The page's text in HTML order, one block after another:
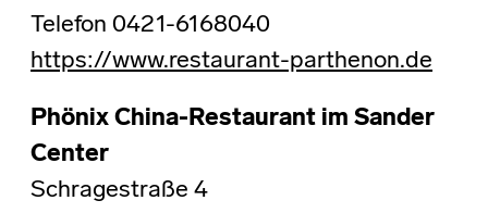
Telefon 0421-6168040
https://www.restaurant-parthenon.de
Phönix China-Restaurant im Sander
Center
Schragestraße 4